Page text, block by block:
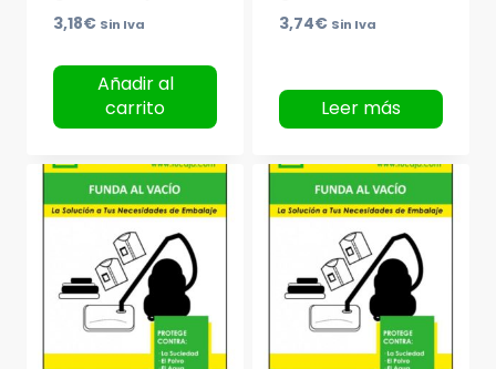
3,18€ Sin Iva
Añadir al
carrito
3,74€ Sin Iva
Leer más